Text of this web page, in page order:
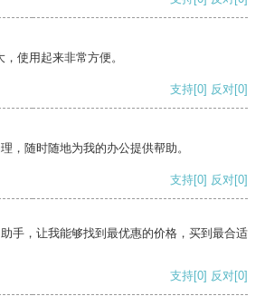
使用起来非常方便。
支持[0] 反对[0]
，随时随地为我的办公提供帮助。
支持[0] 反对[0]
手，让我能够找到最优惠的价格，买到最合适
支持[0] 反对[0]